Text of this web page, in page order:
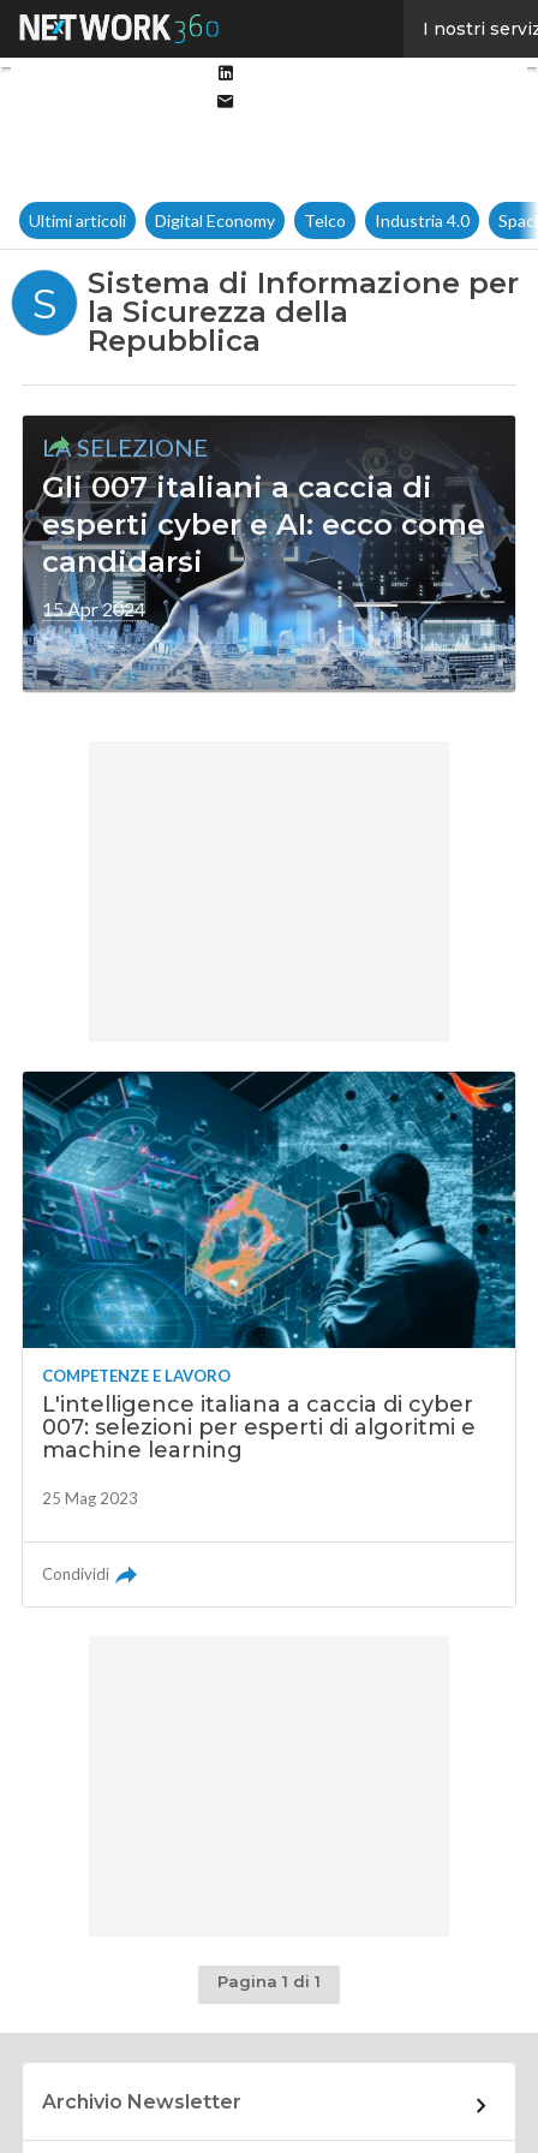
I nostri
Ultimi articoli Digital Economy Telco Industria 4.0
S
Sistema di Informazione per
la Sicurezza della
Repubblica
LA SELEZIONE
Gli 007 italiani a caccia di
esperti cyber e AI: ecco come
candidarsi
15 Apr 2024
COMPETENZE E LAVORO
L'intelligence italiana a caccia di cyber
007: selezioni per esperti di algoritmi e
machine learning
25 Mag 2023
Condividi
Pagina 1 di 1
Archivio Newsletter